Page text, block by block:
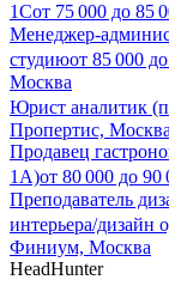
1Сот 75 000 до 85
Менеджер-
студиюот 85 000 до
Москва
Юрист аналитик
Пропертис, Москва
Продавец
1А)от 80 000 до 90
Преподаватель
интерьера/дизайн
Финиум, Москва
HeadHunter